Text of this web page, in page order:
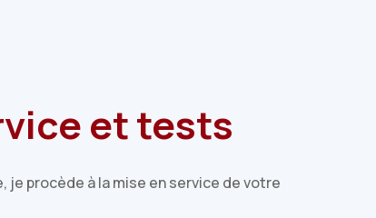
et tests
je procède à la mise en service de votre